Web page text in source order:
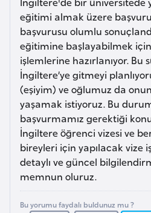
l
e
m
l
e
r
i
eğitimi almak üzere
başvurusu olumlu
eğitimine başlayabilmek
işlemlerine hazırlanıyor. Bu
İngiltere’ye gitmeyi
(eşiyim) ve oğlumuz da
yaşamak istiyoruz. Bu
başvurmamız gerektiği
İngiltere öğrenci vizesi ve
bireyleri için yapılacak vize
detaylı ve güncel
memnun oluruz.
Bu yorumu faydalı buldunuz mu ?
r
y
a
A
z
e
r
b
a
y
c
a